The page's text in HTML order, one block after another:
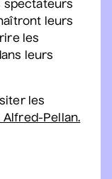
spectateurs
leurs
les
leurs
les
Alfred-Pellan.